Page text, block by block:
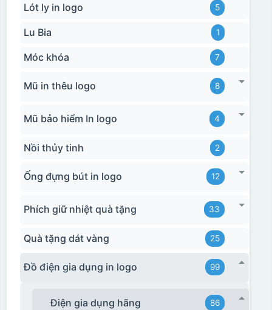
Lót ly in logo 5
Lu Bia 1
Móc khóa 7
Mũ in thêu logo 8
Mũ bảo hiểm In logo 4
Nồi thủy tinh 2
Ống đựng bút in logo 12
Phích giữ nhiệt quà tặng 33
Quà tặng dát vàng 25
Đồ điện gia dụng in logo 99
Điện gia dụng hãng 86